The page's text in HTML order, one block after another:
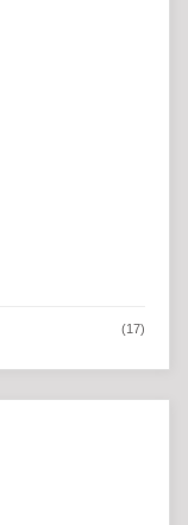
(17)